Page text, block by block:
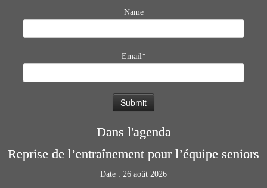
Name
Email*
Dans l'agenda
Reprise de l’entraînement pour l’équipe seniors
Date : 26 août 2026